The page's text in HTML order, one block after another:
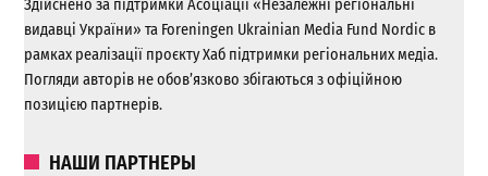
Здійснено за підтримки Асоціації «Незалежні регіональні
видавці України» та Foreningen Ukrainian Media Fund Nordic в
рамках реалізації проєкту Хаб підтримки регіональних медіа.
Погляди авторів не обов’язково збігаються з офіційною
позицією партнерів.
НАШИ ПАРТНЕРЫ